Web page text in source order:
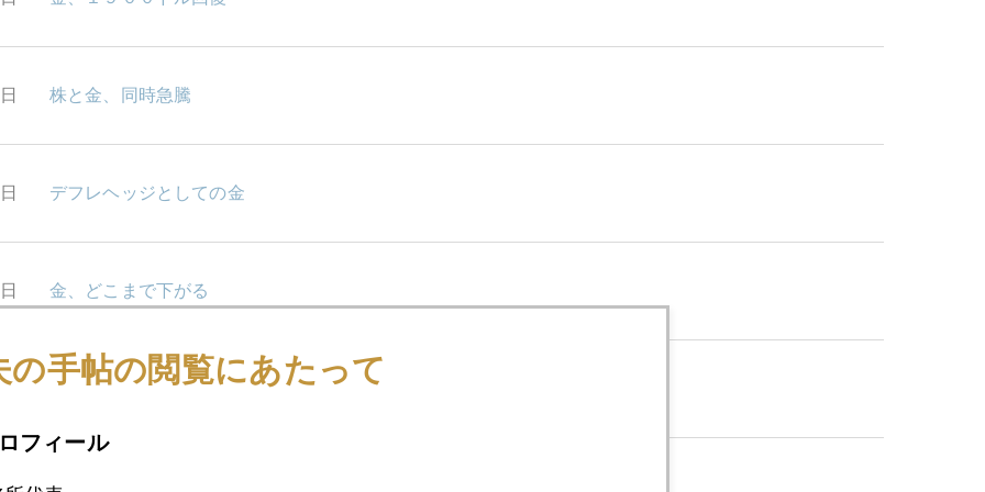
株と金、同時急騰
デフレヘッジとしての金
金、どこまで下がる
金、１８５０ドル台まで続落
連休明け、金１９００割れ
の手帖の閲覧にあたって
フィール